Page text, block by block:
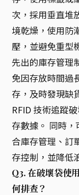
次，採用垂直堆
境乾燥，使用防
壓，並避免重型
先出的庫存管理
免因存放時間過
存，及時發現缺
RFID 技術追蹤
存數據。 同時，
合庫存管理、訂
存控制，並降低
Q3. 在破壞袋使
何排查？